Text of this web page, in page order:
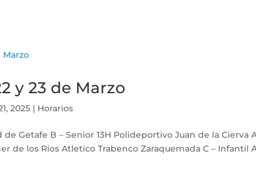
y 23 de Marzo
2025 | Horarios
de Getafe B – Senior 13H Polideportivo Juan de la Cierva
de los Rios Atletico Trabenco Zaraquemada C – Infantil A